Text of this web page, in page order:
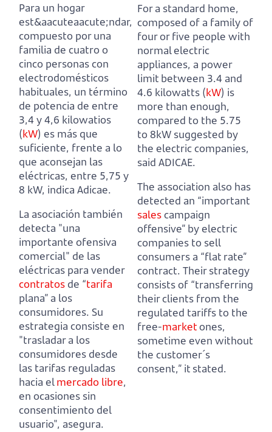
Para un hogar
est&aacuteaacute;ndar,
compuesto por una
familia de cuatro o
cinco personas con
electrodomésticos
habituales, un término
de potencia de entre
3,4 y 4,6 kilowatios
(kW) es más que
suficiente, frente a lo
que aconsejan las
eléctricas, entre 5,75 y
8 kW, indica Adicae.
La asociación también
detecta "una
importante ofensiva
comercial" de las
eléctricas para vender
contratos de “tarifa
plana” a los
consumidores. Su
estrategia consiste en
"trasladar a los
consumidores desde
las tarifas reguladas
hacia elmercado libre,
en ocasiones sin
consentimiento del
usuario", asegura.
For a standard home,
composed of a family of
four or five people with
normal electric
appliances, a power
limit between 3.4 and
4.6 kilowatts (kW) is
more than enough,
compared to the 5.75
to 8kW suggested by
the electric companies,
said ADICAE.
The association also has
detected an “important
salescampaign
offensive” by electric
companies to sell
consumers a “flat rate”
contract. Their strategy
consists of “transferring
their clients from the
regulated tariffs to the
free-marketones,
sometime even without
the customer´s
consent,” it stated.